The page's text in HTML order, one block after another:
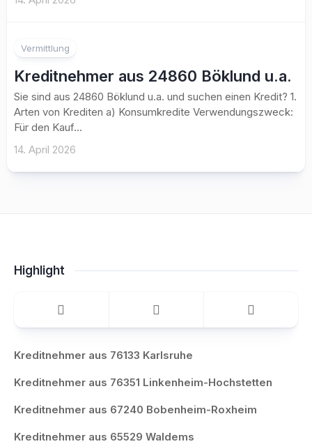
Vermittlung
Kreditnehmer aus 24860 Böklund u.a.
Sie sind aus 24860 Böklund u.a. und suchen einen Kredit? 1.
Arten von Krediten a) Konsumkredite Verwendungszweck:
Für den Kauf...
14. April 2026
Highlight
Kreditnehmer aus 76133 Karlsruhe
Kreditnehmer aus 76351 Linkenheim-Hochstetten
Kreditnehmer aus 67240 Bobenheim-Roxheim
Kreditnehmer aus 65529 Waldems